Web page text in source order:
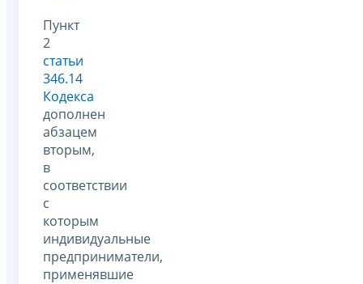
Пункт
2
статьи
346.14
Кодекса
дополнен
абзацем
вторым,
в
соответствии
с
которым
индивидуальные
предприниматели,
применявшие